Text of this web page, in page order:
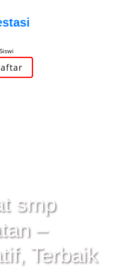
smp
–
Terbaik